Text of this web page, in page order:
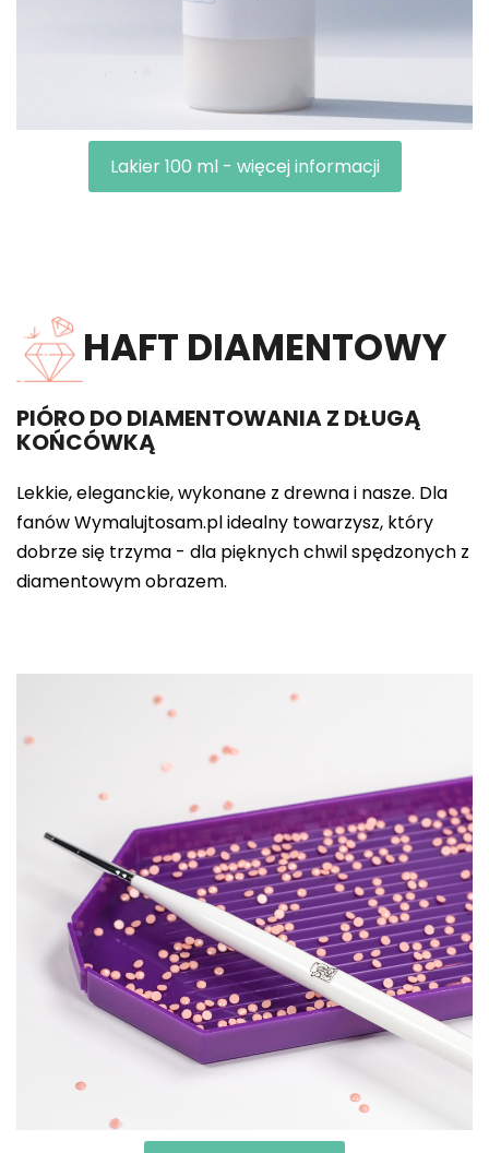
Lakier 100 ml - więcej informacji
HAFT DIAMENTOWY
PIÓRO DO DIAMENTOWANIA Z DŁUGĄ
KOŃCÓWKĄ
Lekkie, eleganckie, wykonane z drewna i nasze. Dla
fanów Wymalujtosam.pl idealny towarzysz, który
dobrze się trzyma - dla pięknych chwil spędzonych z
diamentowym obrazem.